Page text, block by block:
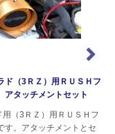
ド（3ＲＺ）用ＲＵＳＨフ
タッチメントセット
用（3ＲＺ）用ＲＵＳＨフ
す。アタッチメントとセ